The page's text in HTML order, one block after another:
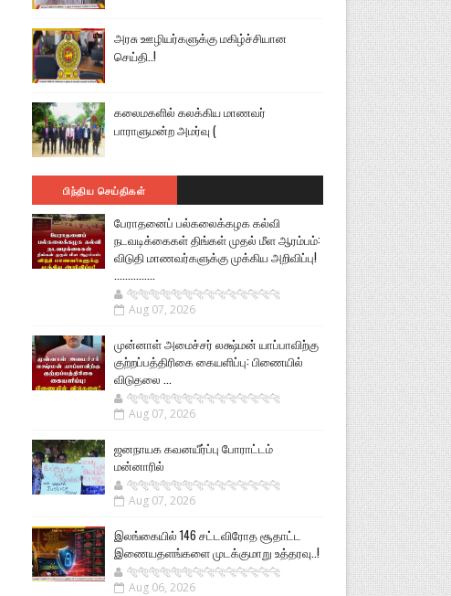
அரசு ஊழியர்களுக்கு மகிழ்ச்சியான
செய்தி..!
கலைமகளில் கலக்கிய மாணவர்
பாராளுமன்ற அமர்வு (
பிந்திய செய்திகள்
பேராதனைப் பல்கலைக்கழக கல்வி
நடவடிக்கைகள் திங்கள் முதல் மீள ஆரம்பம்:
விடுதி மாணவர்களுக்கு முக்கிய அறிவிப்பு!
...............
🐅🐅🐅🐅🐅🐅🐆🐆🐆🐆🐆🐆🐆🐆
Aug 07, 2026
முன்னாள் அமைச்சர் லக்ஷ்மன் யாப்பாவிற்கு
குற்றப்பத்திரிகை கையளிப்பு: பிணையில்
விடுதலை ...
🐅🐅🐅🐅🐅🐅🐆🐆🐆🐆🐆🐆🐆🐆
Aug 07, 2026
ஜனநாயக கவனயீர்ப்பு போராட்டம்
மன்னாரில்
🐅🐅🐅🐅🐅🐅🐆🐆🐆🐆🐆🐆🐆🐆
Aug 07, 2026
இலங்கையில் 146 சட்டவிரோத சூதாட்ட
இணையதளங்களை முடக்குமாறு உத்தரவு..!
🐅🐅🐅🐅🐅🐅🐆🐆🐆🐆🐆🐆🐆🐆
Aug 06, 2026